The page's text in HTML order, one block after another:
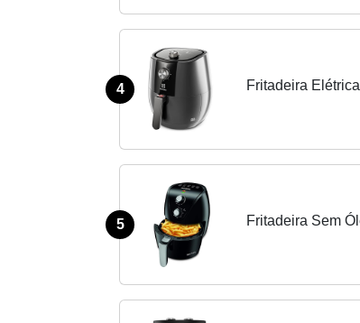
4 Fritadeira
5 Fritadeira Sem